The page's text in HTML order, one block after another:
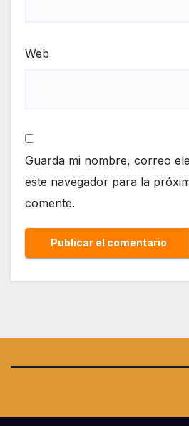
Web
Guarda mi nombre, correo
este navegador para la
comente.